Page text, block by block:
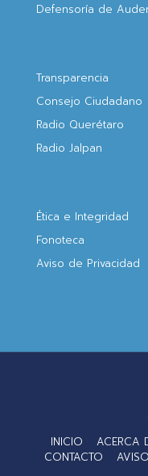
Defensoría de
Transparencia
Consejo Ciudadano
Radio Querétaro
Radio Jalpan
Ética e Integridad
Fonoteca
Aviso de Privacidad
INICIO
ACERCA
CONTACTO